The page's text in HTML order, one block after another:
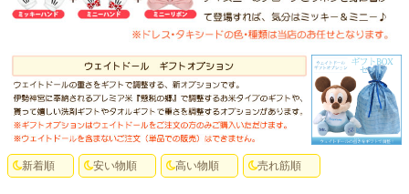
新着順 安い物順 高い物順 売れ筋順